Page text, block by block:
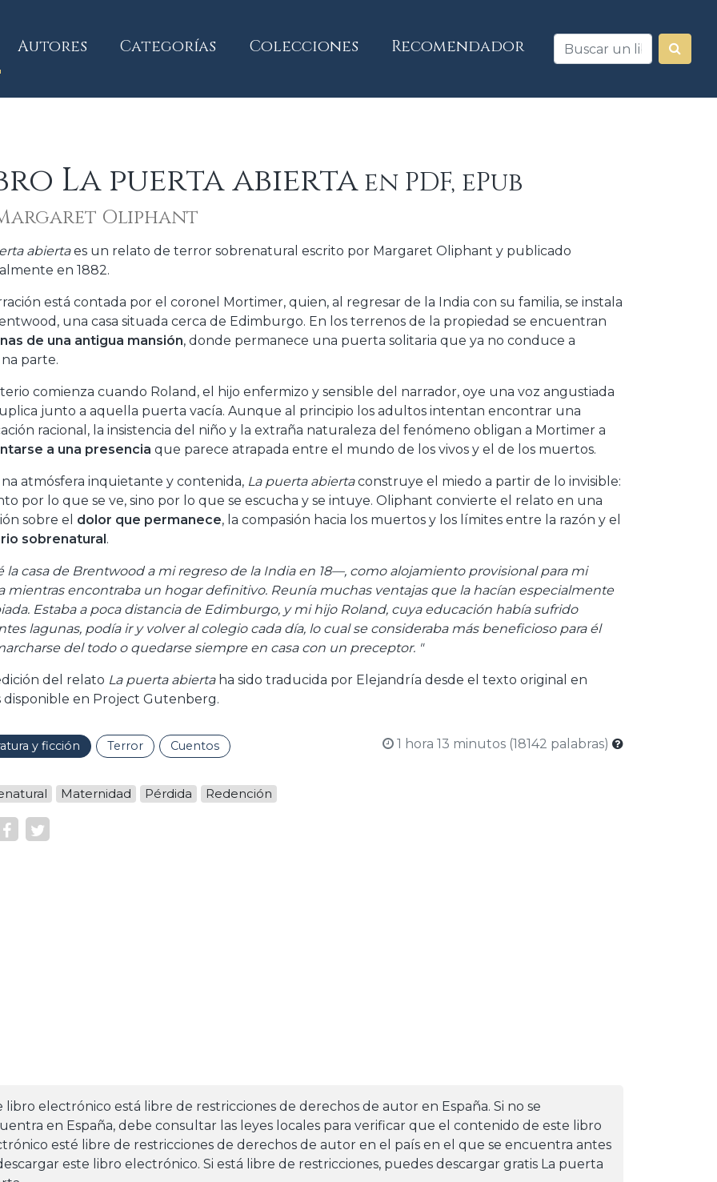
Autores Categorías Colecciones Recomendador
La puerta abiertaen PDF, ePub
Oliphant
abiertaes un relato de terror sobrenatural escrito por Margaret Oliphant y publicado
en 1882.
está contada por el coronel Mortimer, quien, al regresar de la India con su familia, se instala
una casa situada cerca de Edimburgo. En los terrenos de la propiedad se encuentran
de una antigua mansión, donde permanece una puerta solitaria que ya no conduce a
parte.
comienza cuando Roland, el hijo enfermizo y sensible del narrador, oye una voz angustiada
junto a aquella puerta vacía. Aunque al principio los adultos intentan encontrar una
racional, la insistencia del niño y la extraña naturaleza del fenómeno obligan a Mortimer a
a una presencia que parece atrapada entre el mundo de los vivos y el de los muertos.
atmósfera inquietante y contenida, La puerta abiertaconstruye el miedo a partir de lo invisible:
por lo que se ve, sino por lo que se escucha y se intuye. Oliphant convierte el relato en una
sobre el dolor que permanece, la compasión hacia los muertos y los límites entre la razón y el
sobrenatural.
la casa de Brentwood a mi regreso de la India en 18—, como alojamiento provisional para mi
mientras encontraba un hogar definitivo. Reunía muchas ventajas que la hacían especialmente
Estaba a poca distancia de Edimburgo, y mi hijo Roland, cuya educación había sufrido
lagunas, podía ir y volver al colegio cada día, lo cual se consideraba más beneficioso para él
del todo o quedarse siempre en casa con un preceptor. "
del relato La puerta abiertaha sido traducida por Elejandría desde el texto original en
disponible en Project Gutenberg.
y ficción Terror Cuentos 1 hora 13 minutos (18142 palabras)
Maternidad Pérdida Redención
libro electrónico está libre de restricciones de derechos de autor en España. Si no se
en España, debe consultar las leyes locales para verificar que el contenido de este libro
esté libre de restricciones de derechos de autor en el país en el que se encuentra antes
este libro electrónico. Si está libre de restricciones, puedes descargar gratis La puerta